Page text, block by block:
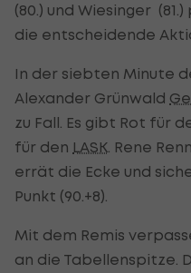
(80.) und Wiesinger
die entscheidende
In der siebten Minute
Alexander Grünwald
zu Fall. Es gibt Rot für
für den LASK . Rene
errät die Ecke und
Punkt (90.+8).
Mit dem Remis
an die Tabellenspitze.